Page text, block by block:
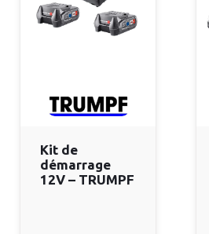
Kit de
démarrage
12V – TRUMPF